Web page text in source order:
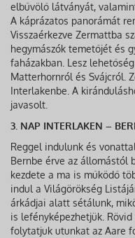
elbűvölő látványát,
A káprázatos panorámát
Visszaérkezve Zermattba
hegymászók temetőjét és
faházakban. Lesz
Matterhornról és Svájcról.
Interlakenbe. A
javasolt.
3. NAP INTERLAKEN –
Reggel indulunk és
Bernbe érve az állomástól
kezdete a ma is működő
indul a Világörökség
árkádjai alatt sétálunk,
is lefényképezhetjük.
folytatjuk utunkat az Aare